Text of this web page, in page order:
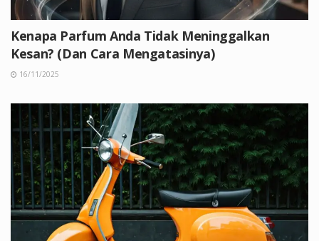
Kenapa Parfum Anda Tidak Meninggalkan
Kesan? (Dan Cara Mengatasinya)
16/11/2025